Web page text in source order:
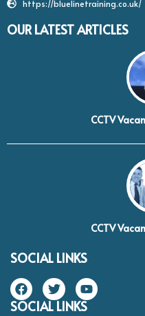
https://bluelinetraining.co.uk/
OUR LATEST ARTICLES
CCTV
CCTV
SOCIAL LINKS
SOCIAL LINKS